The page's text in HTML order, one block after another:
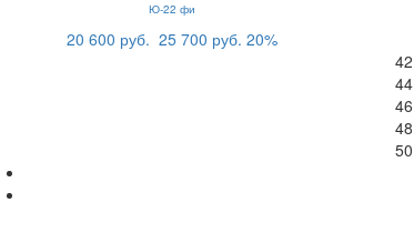
Ю-22 фи
20 600 руб. 25 700 руб. 20%
42
44
46
48
50